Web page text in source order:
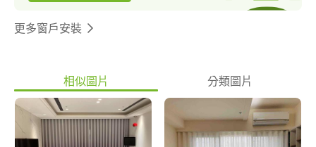
們的專業團隊將為您量身打造最適合您家的設計方案。如果您需要
我們的服務，請不要猶豫，聯繫我們吧！
更多窗戶安裝
相似圖片 分類圖片